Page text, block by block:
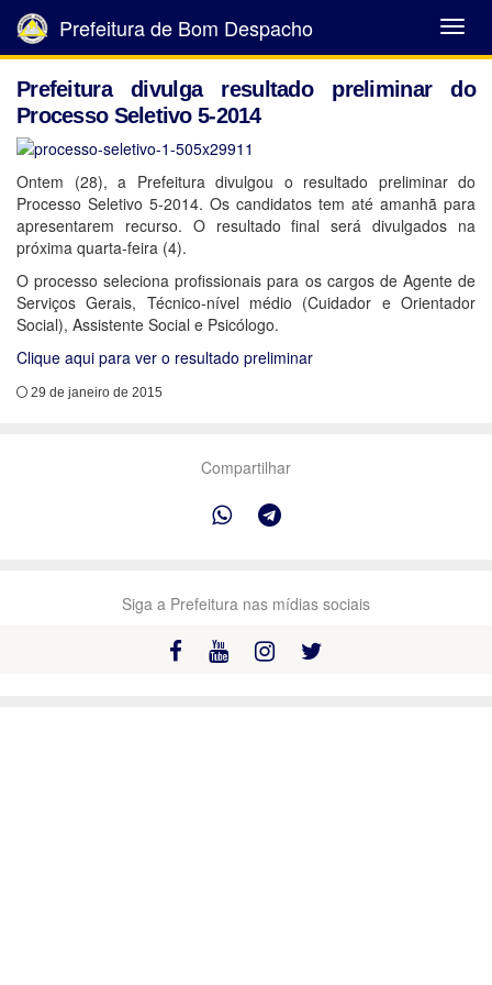
Abrir
Menu
Prefeitura de Bom Despacho
Prefeitura divulga resultado preliminar do
Processo Seletivo 5-2014
Ontem (28), a Prefeitura divulgou o resultado preliminar do
Processo Seletivo 5-2014. Os candidatos tem até amanhã para
apresentarem recurso. O resultado final será divulgados na
próxima quarta-feira (4).
O processo seleciona profissionais para os cargos de Agente de
Serviços Gerais, Técnico-nível médio (Cuidador e Orientador
Social), Assistente Social e Psicólogo.
Clique aqui para ver o resultado preliminar
29 de janeiro de 2015
Compartilhar
Siga a Prefeitura nas mídias sociais